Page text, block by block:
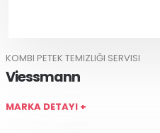
KOMBI PETEK TEMIZLIĞI SERVISI
Viessmann
MARKA DETAYI +